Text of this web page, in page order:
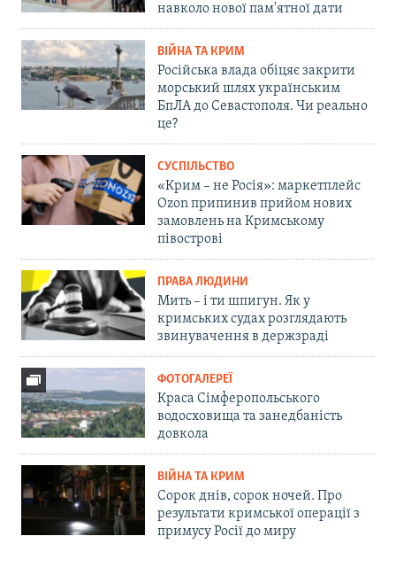
навколо нової пам'ятної дати
ВІЙНА ТА КРИМ
Російська влада обіцяє закрити
морський шлях українським
БпЛА до Севастополя. Чи реально
це?
СУСПІЛЬСТВО
«Крим – не Росія»: маркетплейс
Ozon припинив прийом нових
замовлень на Кримському
півострові
ПРАВА ЛЮДИНИ
Мить – і ти шпигун. Як у
кримських судах розглядають
звинувачення в держзраді
ФОТОГАЛЕРЕЇ
Краса Сімферопольського
водосховища та занедбаність
довкола
ВІЙНА ТА КРИМ
Сорок днів, сорок ночей. Про
результати кримської операції з
примусу Росії до миру